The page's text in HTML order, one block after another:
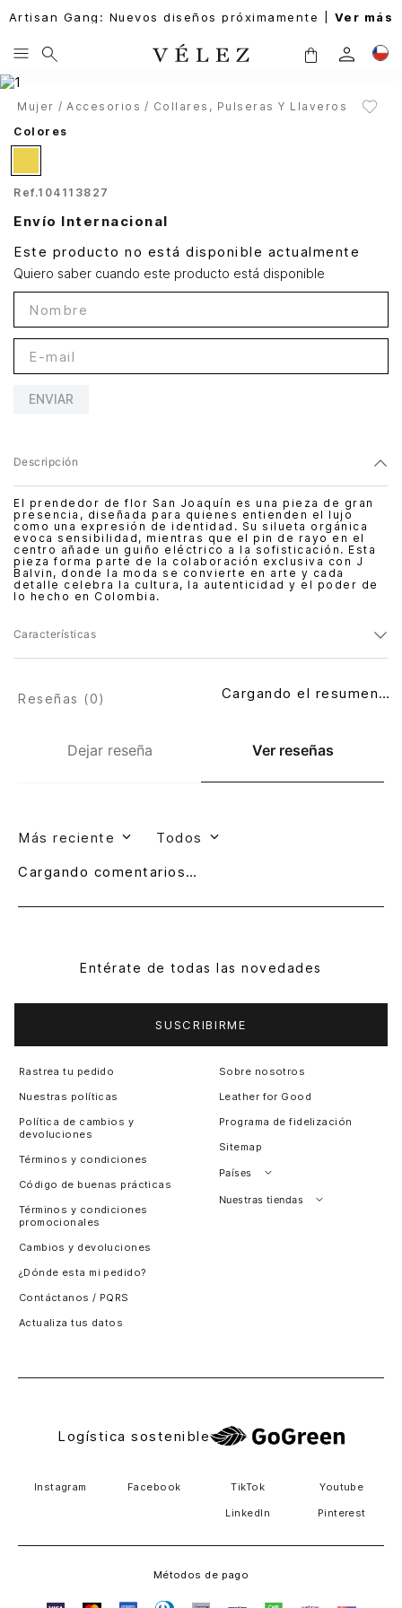
Artisan Gang: Nuevos diseños próximamente | Ver más
Mujer Accesorios
Collares, Pulseras Y Llaveros
Colores
Ref.104113827
Envío Internacional
Este producto no está disponible actualmente
Quiero saber cuando este producto está disponible
ENVIAR
Descripción
El prendedor de flor San Joaquín es una pieza de gran
presencia, diseñada para quienes entienden el lujo
como una expresión de identidad. Su silueta orgánica
evoca sensibilidad, mientras que el pin de rayo en el
centro añade un guiño eléctrico a la sofisticación. Esta
pieza forma parte de la colaboración exclusiva con J
Balvin, donde la moda se convierte en arte y cada
detalle celebra la cultura, la autenticidad y el poder de
lo hecho en Colombia.
Características
Dejar reseña Ver reseñas
Reseñas (0) Cargando el resumen…
Más reciente Todos
Cargando comentarios…
Entérate de todas las novedades
SUSCRIBIRME
Rastrea tu pedido
Nuestras políticas
Política de cambios y
devoluciones
Términos y condiciones
Código de buenas prácticas
Términos y condiciones
promocionales
Cambios y devoluciones
¿Dónde esta mi pedido?
Contáctanos / PQRS
Actualiza tus datos
Sobre nosotros
Leather for Good
Programa de fidelización
Sitemap
Países
Perú
Nuestras tiendas
Logística sostenible
Instagram Facebook TikTok Youtube
LinkedIn Pinterest
Métodos de pago